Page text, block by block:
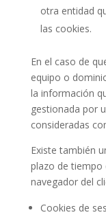
otra entidad
las cookies.
En el caso de
equipo o
la información
gestionada por
consideradas
Existe también
plazo de tiempo
navegador del
Cookies de